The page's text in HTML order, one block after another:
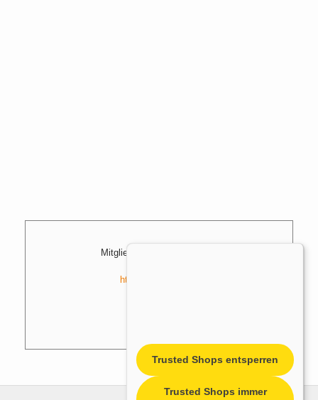
Mitglied der Initiative "Fairness im Handel".
https://www.fairness-im-handel.de
Trusted Shops entsperren
Trusted Shops immer